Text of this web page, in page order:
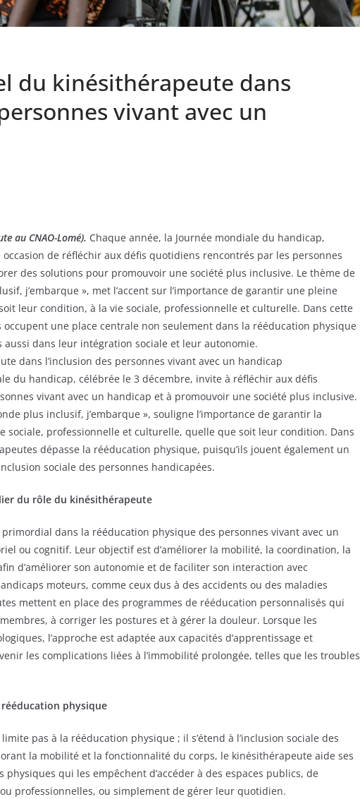
du kinésithérapeute dans
vivant avec un
au CNAO-Lomé). Chaque année, la Journée mondiale du handicap,
de réfléchir aux défis quotidiens rencontrés par les personnes
des solutions pour promouvoir une société plus inclusive. Le thème de
j’embarque », met l’accent sur l’importance de garantir une pleine
leur condition, à la vie sociale, professionnelle et culturelle. Dans cette
une place centrale non seulement dans la rééducation physique
aussi dans leur intégration sociale et leur autonomie.
dans l’inclusion des personnes vivant avec un handicap
du handicap, célébrée le 3 décembre, invite à réfléchir aux défis
vivant avec un handicap et à promouvoir une société plus inclusive.
plus inclusif, j’embarque », souligne l’importance de garantir la
sociale, professionnelle et culturelle, quelle que soit leur condition. Dans
dépasse la rééducation physique, puisqu’ils jouent également un
sociale des personnes handicapées.
du rôle du kinésithérapeute
dans la rééducation physique des personnes vivant avec un
ou cognitif. Leur objectif est d’améliorer la mobilité, la coordination, la
d’améliorer son autonomie et de faciliter son interaction avec
moteurs, comme ceux dus à des accidents ou des maladies
mettent en place des programmes de rééducation personnalisés qui
à corriger les postures et à gérer la douleur. Lorsque les
l’approche est adaptée aux capacités d’apprentissage et
les complications liées à l’immobilité prolongée, telles que les troubles
rééducation physique
pas à la rééducation physique ; il s’étend à l’inclusion sociale des
la mobilité et la fonctionnalité du corps, le kinésithérapeute aide ses
qui les empêchent d’accéder à des espaces publics, de
professionnelles, ou simplement de gérer leur quotidien.